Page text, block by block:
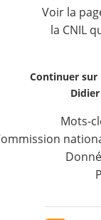
Voir la
la CNIL
Continuer sur
Mots-